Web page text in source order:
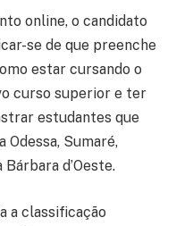
online, o candidato
se de que preenche
estar cursando o
curso superior e ter
estudantes que
Odessa, Sumaré,
d’Oeste.
a classificação